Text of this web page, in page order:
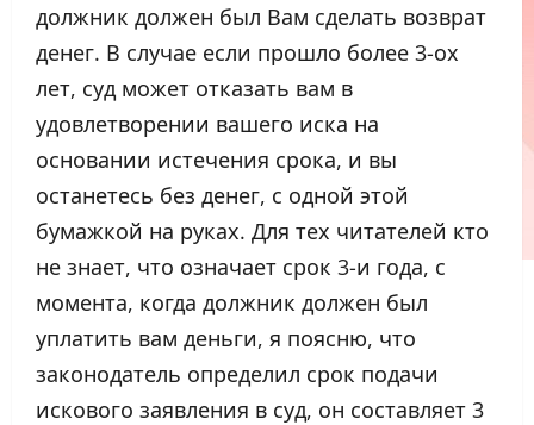
должник должен был Вам сделать возврат
денег. В случае если прошло более 3-ох
лет, суд может отказать вам в
удовлетворении вашего иска на
основании истечения срока, и вы
останетесь без денег, с одной этой
бумажкой на руках. Для тех читателей кто
не знает, что означает срок 3-и года, с
момента, когда должник должен был
уплатить вам деньги, я поясню, что
законодатель определил срок подачи
искового заявления в суд, он составляет 3